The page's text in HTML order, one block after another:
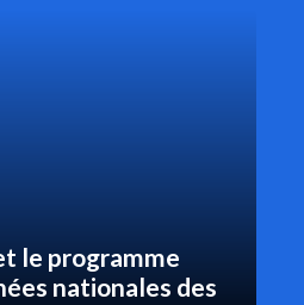
le programme
nationales des